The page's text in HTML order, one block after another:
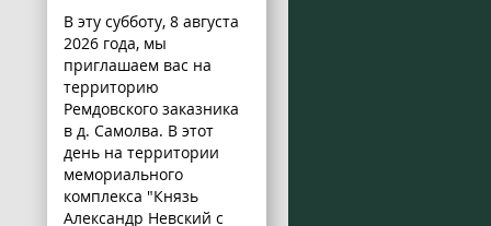
В эту субботу, 8 августа
2026 года, мы
приглашаем вас на
территорию
Ремдовского заказника
в д. Самолва. В этот
день на территории
мемориального
комплекса "Князь
Александр Невский с